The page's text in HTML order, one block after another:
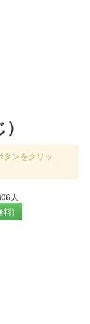
ンをクリッ
人
料)